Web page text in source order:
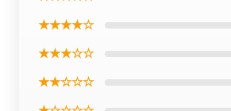
★★★★☆
★★★☆☆
★★☆☆☆